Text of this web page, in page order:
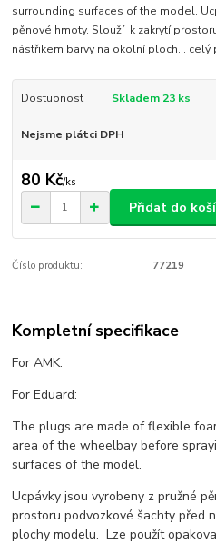
surrounding surfaces of the model.
pěnové hmoty. Slouží k zakrytí
nástřikem barvy na okolní ploch... celý
Dostupnost Skladem 23 ks
Nejsme plátci DPH
80 Kč/ks
Přidat do
Číslo produktu: 77219
Kompletní specifikace
For AMK:
For Eduard:
The plugs are made of flexible
area of the wheelbay before
surfaces of the model.
Ucpávky jsou vyrobeny z pružné
prostoru podvozkové šachty před
plochy modelu. Lze použít